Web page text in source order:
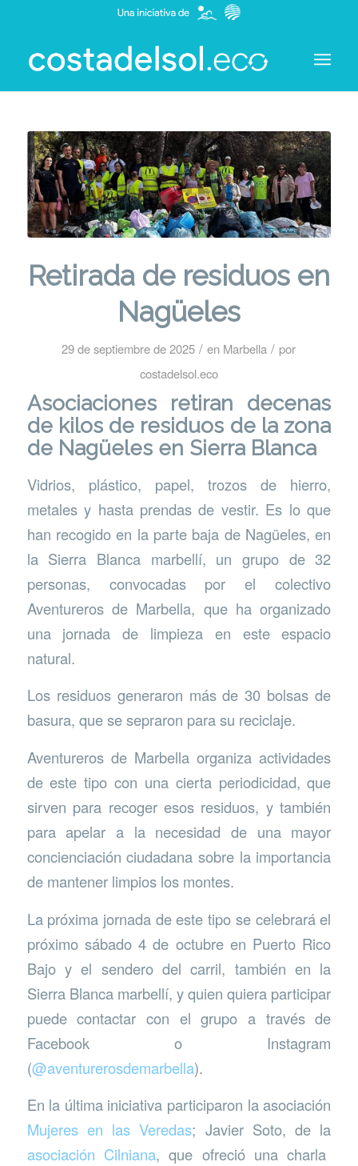
Retirada de residuos en
Nagüeles
29 de septiembre de 2025 / en Marbella / por
costadelsol.eco
Asociaciones retiran decenas
de kilos de residuos de la zona
de Nagüeles en Sierra Blanca
Vidrios, plástico, papel, trozos de hierro,
metales y hasta prendas de vestir. Es lo que
han recogido en la parte baja de Nagüeles, en
la Sierra Blanca marbellí, un grupo de 32
personas, convocadas por el colectivo
Aventureros de Marbella, que ha organizado
una jornada de limpieza en este espacio
natural.
Los residuos generaron más de 30 bolsas de
basura, que se sepraron para su reciclaje.
Aventureros de Marbella organiza actividades
de este tipo con una cierta periodicidad, que
sirven para recoger esos residuos, y también
para apelar a la necesidad de una mayor
concienciación ciudadana sobre la importancia
de mantener limpios los montes.
La próxima jornada de este tipo se celebrará el
próximo sábado 4 de octubre en Puerto Rico
Bajo y el sendero del carril, también en la
Sierra Blanca marbellí, y quien quiera participar
puede contactar con el grupo a través de
Facebook o Instagram
(@aventurerosdemarbella).
En la última iniciativa participaron la asociación
Mujeres en las Veredas; Javier Soto, de la
asociación Cilniana, que ofreció una charla